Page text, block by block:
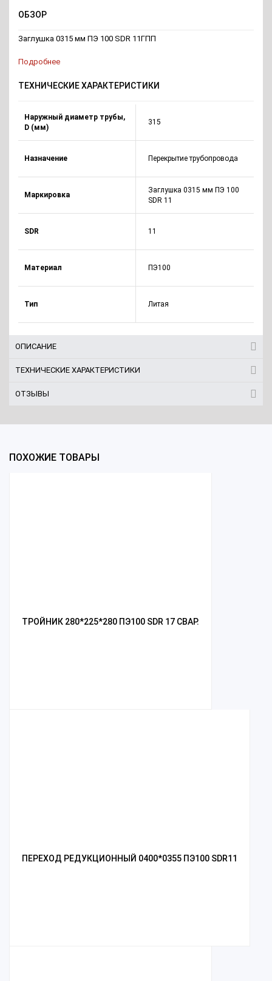
ОБЗОР
Заглушка 0315 мм ПЭ 100 SDR 11ГПП
Подробнее
ТЕХНИЧЕСКИЕ ХАРАКТЕРИСТИКИ
Наружный диаметр трубы,
D (мм)
Назначение
Маркировка
SDR
Материал
Тип
315
Перекрытие трубопровода
Заглушка 0315 мм ПЭ 100
SDR 11
11
ПЭ100
Литая
ОПИСАНИЕ
ТЕХНИЧЕСКИЕ ХАРАКТЕРИСТИКИ
ОТЗЫВЫ
ПОХОЖИЕ ТОВАРЫ
ТРОЙНИК 280*225*280 ПЭ100 SDR 17 СВАР.
ПЕРЕХОД РЕДУКЦИОННЫЙ 0400*0355 ПЭ100 SDR11